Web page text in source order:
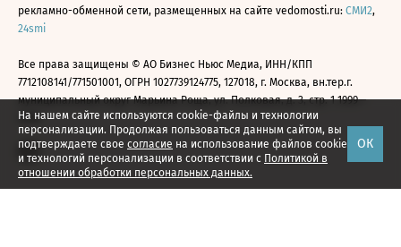
На нашем сайте используются cookie-файлы и технологии
персонализации. Продолжая пользоваться данным сайтом, вы
подтверждаете свое согласие на использование файлов cookie
и технологий персонализации в соответствии с Политикой в
отношении обработки персональных данных.
ОК
рекламно-обменной сети, размещенных на сайте vedomosti.ru: СМИ2,
24smi
Все права защищены © АО Бизнес Ньюс Медиа, ИНН/КПП
7712108141/771501001, ОГРН 1027739124775, 127018, г. Москва, вн.тер.г.
муниципальный округ Марьина Роща, ул. Полковая, д. 3, стр. 1 1999—
2026